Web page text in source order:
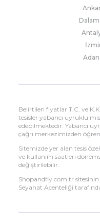
Belirtilen fiyatlar T.C. ve
tesisler yabancı uyruklu
edebilmektedir. Yabancı
çağrı merkezimizden
Sitemizde yer alan tesis
ve kullanım saatleri
değiştirilebilir.
Shopandfly.com.tr
Seyahat Acenteliği